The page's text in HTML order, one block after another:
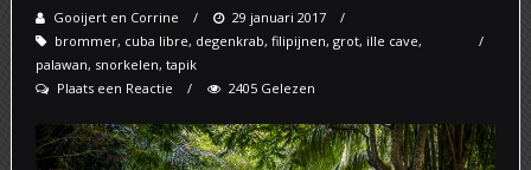
Gooijert en Corrine
Posted
on
29 januari 2017
brommer, cuba libre, degenkrab, filipijnen, grot, ille cave,
palawan, snorkelen, tapik
Plaats een Reactie
2405 Gelezen